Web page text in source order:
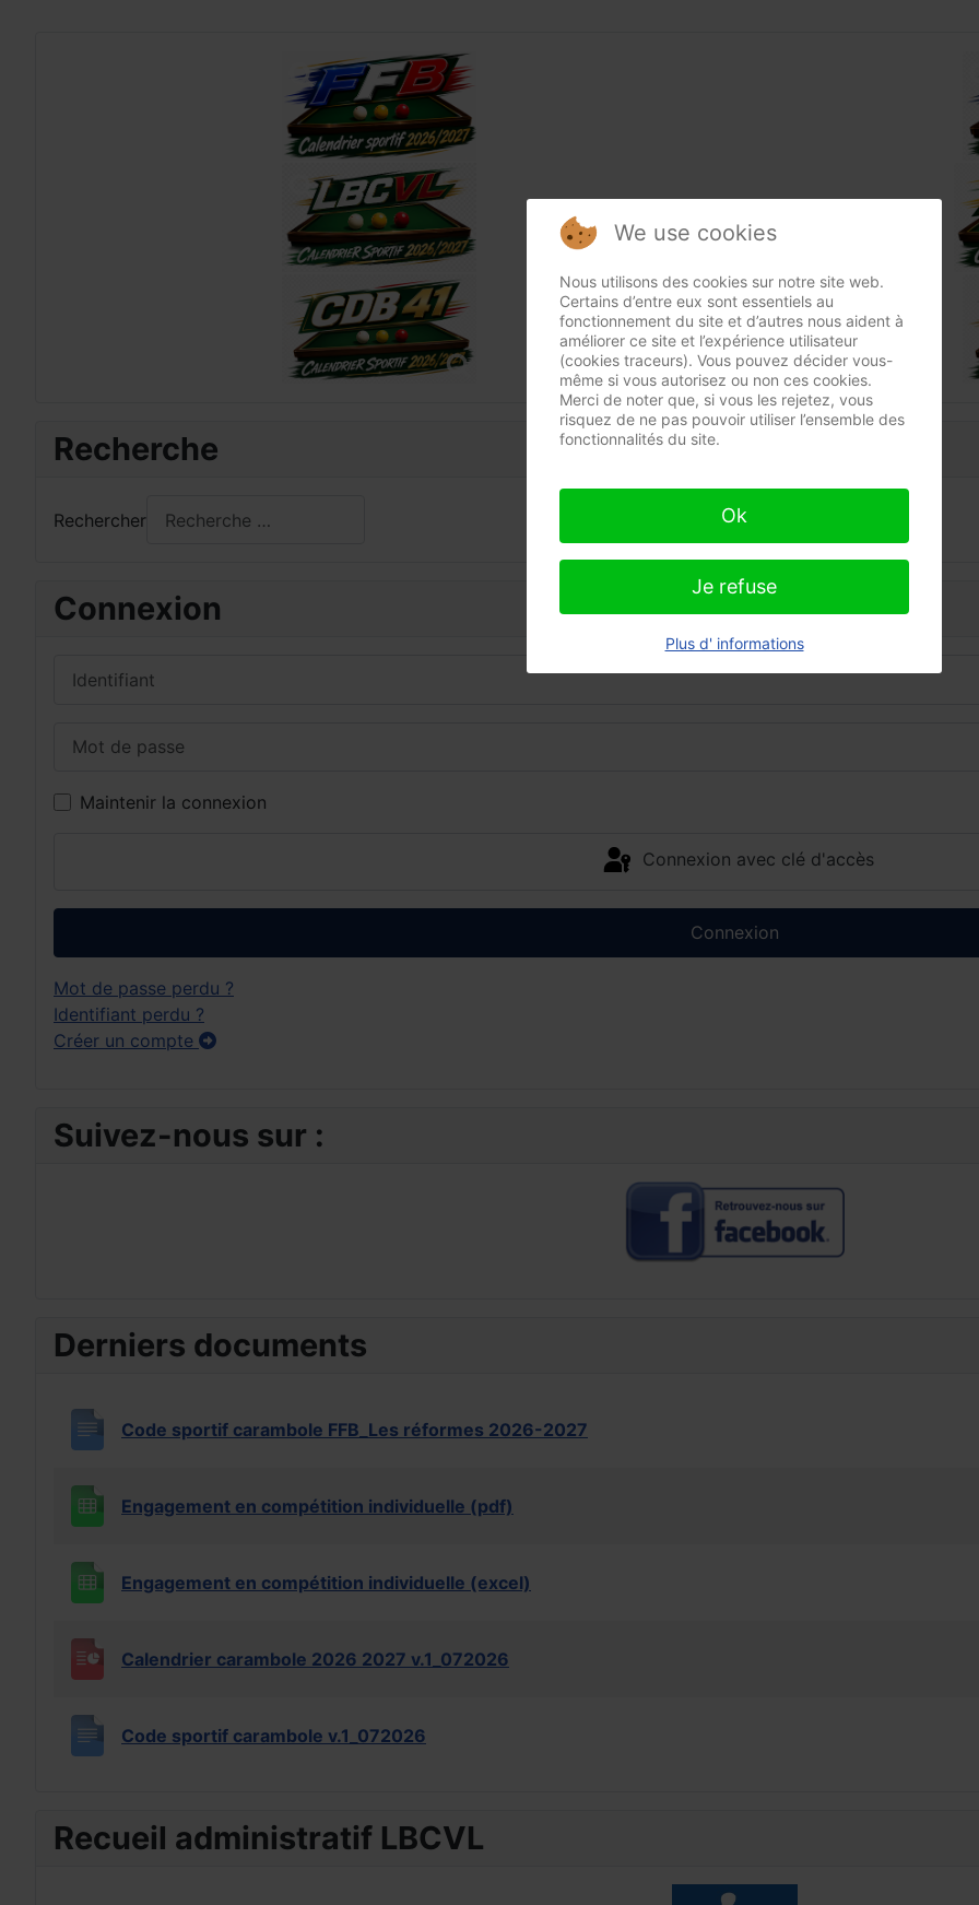
Recherche
Rechercher
Connexion
Maintenir la connexion
Connexion avec clé d'accès
Connexion
Mot de passe perdu ?
Identifiant perdu ?
Créer un compte
Suivez-nous sur :
Derniers documents
Code sportif carambole FFB_Les réformes 2026-2027
Engagement en compétition individuelle (pdf)
Engagement en compétition individuelle (excel)
Calendrier carambole 2026 2027 v.1_072026
Code sportif carambole v.1_072026
Recueil administratif LBCVL
We use cookies
Nous utilisons des cookies sur notre site web.
Certains d’entre eux sont essentiels au
fonctionnement du site et d’autres nous aident à
améliorer ce site et l’expérience utilisateur
(cookies traceurs). Vous pouvez décider vous-
même si vous autorisez ou non ces cookies.
Merci de noter que, si vous les rejetez, vous
risquez de ne pas pouvoir utiliser l’ensemble des
fonctionnalités du site.
Ok
Je refuse
Plus d' informations